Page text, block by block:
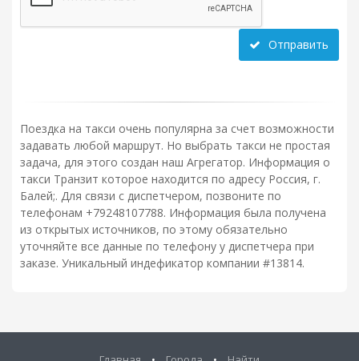
Отправить
Поездка на такси очень популярна за счет возможности
задавать любой маршрут. Но выбрать такси не простая
задача, для этого создан наш Агрегатор. Информация о
такси Транзит которое находится по адресу Россия, г.
Балей;. Для связи с диспетчером, позвоните по
телефонам +79248107788. Информация была получена
из открытых источников, по этому обязательно
уточняйте все данные по телефону у диспетчера при
заказе. Уникальный индефикатор компании #13814.